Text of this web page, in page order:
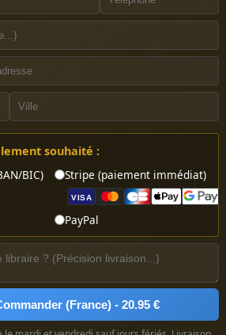
souhaité :
BIC)
Stripe (paiement immédiat)
VISA
PayPal
(France) - 20.95 €